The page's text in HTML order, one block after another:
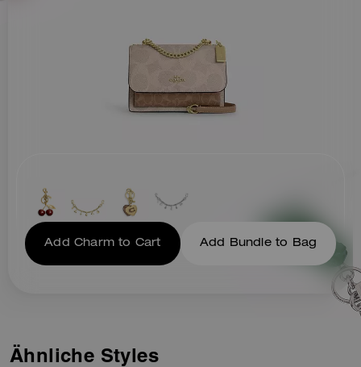
Add Charm to Cart Add Bundle to Bag
Ähnliche Styles